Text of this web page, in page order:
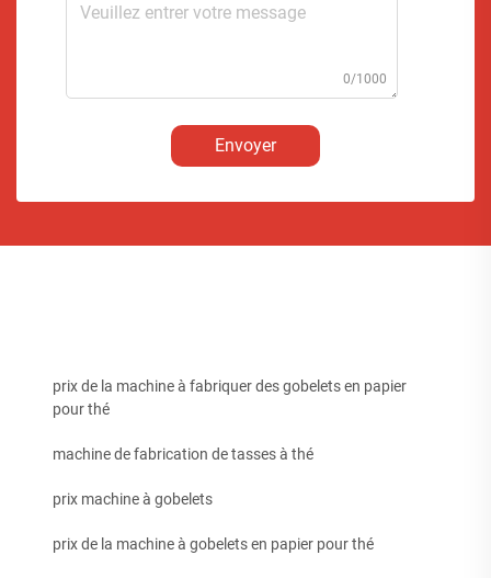
0/1000
Envoyer
prix de la machine à fabriquer des gobelets en papier
pour thé
machine de fabrication de tasses à thé
prix machine à gobelets
prix de la machine à gobelets en papier pour thé